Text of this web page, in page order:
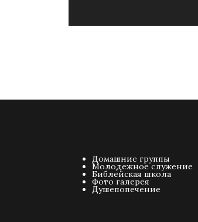
Домашние группы
Молодежное служение
Библейская школа
Фото галерея
Душепопечение